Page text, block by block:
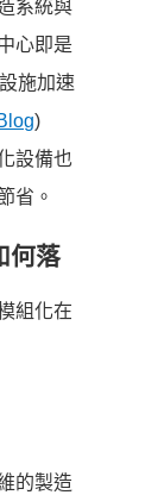
系統與
心即是
施加速
)
設備也
省。
何落
組化在
的製造